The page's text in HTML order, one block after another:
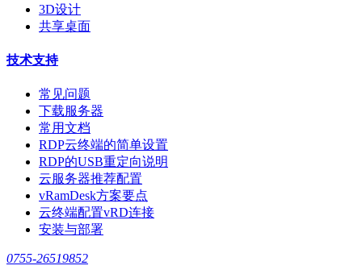
3D设计
共享桌面
技术支持
常见问题
下载服务器
常用文档
RDP云终端的简单设置
RDP的USB重定向说明
云服务器推荐配置
vRamDesk方案要点
云终端配置vRD连接
安装与部署
0755-26519852